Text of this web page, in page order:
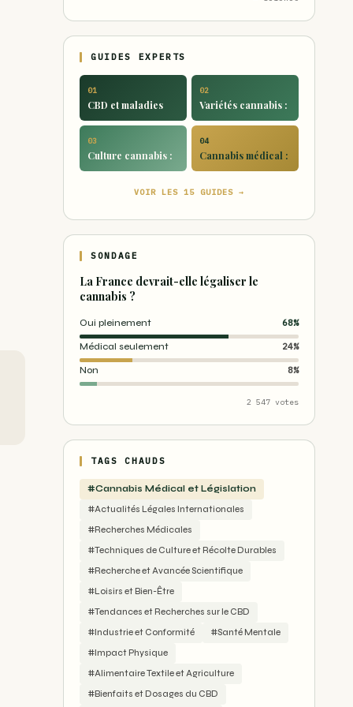
GUIDES EXPERTS
01
CBD et maladies
02
Variétés cannabis :
03
Culture cannabis :
04
Cannabis médical :
VOIR LES 15 GUIDES →
SONDAGE
La France devrait-elle légaliser le
cannabis ?
Oui pleinement 68%
Médical seulement 24%
Non 8%
2 547 votes
TAGS CHAUDS
#Cannabis Médical et Législation
#Actualités Légales Internationales
#Recherches Médicales
#Techniques de Culture et Récolte Durables
#Recherche et Avancée Scientifique
#Loisirs et Bien-Être
#Tendances et Recherches sur le CBD
#Industrie et Conformité
#Santé Mentale
#Impact Physique
#Alimentaire Textile et Agriculture
#Bienfaits et Dosages du CBD